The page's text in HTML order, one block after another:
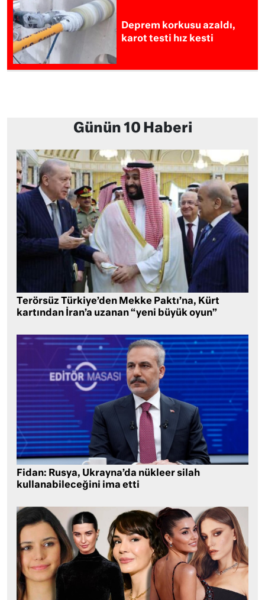
Deprem korkusu azaldı,
karot testi hız kesti
Günün 10 Haberi
Terörsüz Türkiye’den Mekke Paktı’na, Kürt
kartından İran’a uzanan “yeni büyük oyun”
Fidan: Rusya, Ukrayna’da nükleer silah
kullanabileceğini ima etti